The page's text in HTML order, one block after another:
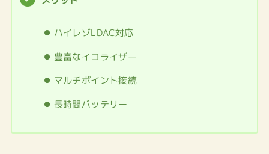
ハイレゾLDAC対応
豊富なイコライザー
マルチポイント接続
長時間バッテリー